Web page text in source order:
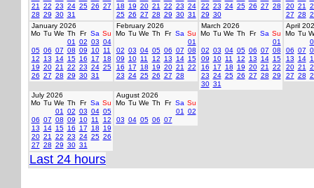
21
22 23 24 25 26 27
28 29 30 31
18
19 20 21 22 23 24
25 26 27 28 29 30 31
22 23 24 25 26 27 28
29 30
20 21
27 28
January 2026
Mo Tu We Th Fr Sa Su
01
02 03 04
05 06 07 08 09 10 11
12
13 14 15 16 17
18
19 20 21 22 23 24 25
26 27 28 29 30 31
February 2026
Mo Tu We Th Fr Sa Su
01
02 03 04 05 06 07 08
09
10 11 12 13 14 15
16
17 18 19 20 21
22
23 24 25 26 27 28
March 2026
Mo Tu We Th Fr Sa Su
01
02 03 04 05 06 07 08
09
10 11 12 13 14 15
16
17 18 19 20 21
22
23 24 25 26 27 28 29
30 31
April
Mo Tu
06 07
13
14
20 21
27 28
July 2026
Mo Tu We Th Fr Sa Su
01
02 03 04 05
06 07 08 09 10 11
12
13
14 15 16 17 18
19
20 21 22 23 24 25 26
27 28 29 30 31
August 2026
Mo Tu We Th Fr Sa Su
01
02
03 04 05 06 07
Last 24 hours